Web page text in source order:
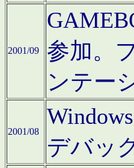
2001/09
参加。
ンテー
2001/08
デバッ